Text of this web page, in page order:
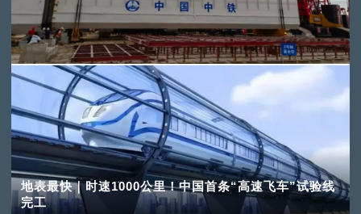
地表最快｜时速1000公里！中国首条“高速飞车”试验线
完工